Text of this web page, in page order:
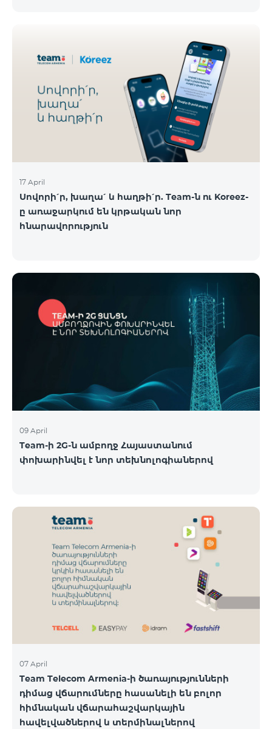
17 April
Սովորի՛ր, խաղա՛ և հաղթի՛ր. Team-ն ու Koreez-
ը առաջարկում են կրթական նոր
հնարավորություն
09 April
Team-ի 2G-ն ամբողջ Հայաստանում
փոխարինվել է նոր տեխնոլոգիաներով
07 April
Team Telecom Armenia-ի ծառայությունների
դիմաց վճարումները հասանելի են բոլոր
հիմնական վճարահաշվարկային
հավելվածներով և տերմինալներով